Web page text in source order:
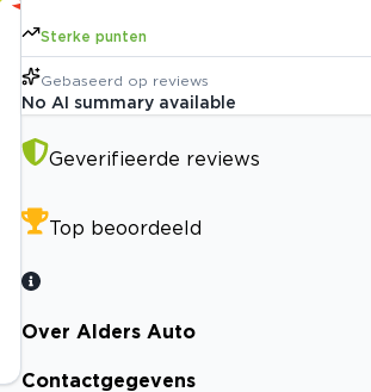
Sterke punten
Gebaseerd op reviews
No AI summary available
Geverifieerde reviews
Top beoordeeld
Over Alders Auto
Contactgegevens